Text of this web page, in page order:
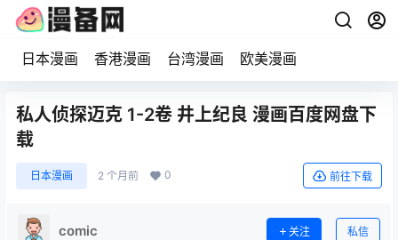
日本漫画 香港漫画 台湾漫画 欧美漫画
私人侦探迈克 1-2卷 井上纪良 漫画百度网盘下
载
日本漫画 2 个月前 0 前往下载
comic 关注 私信